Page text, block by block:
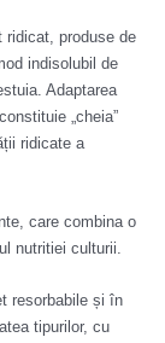
ridicat, produse de
indisolubil de
Adaptarea
„cheia”
ridicate a
care combina o
nutritiei culturii.
resorbabile și în
tipurilor, cu